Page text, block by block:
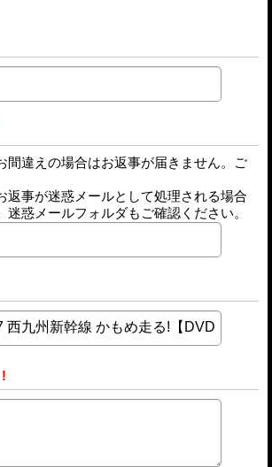
間違えの場合はお返事が届きません。ご
返事が迷惑メールとして処理される場合
迷惑メールフォルダもご確認ください。
!